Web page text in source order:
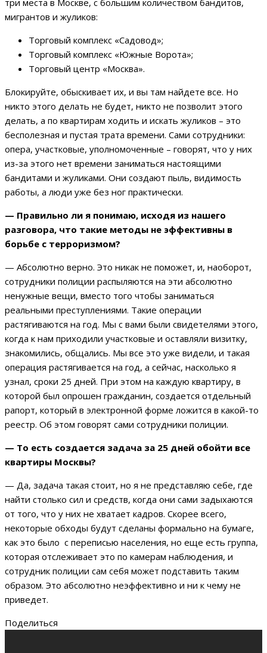
три места в Москве, с большим количеством бандитов,
мигрантов и жуликов:
Торговый комплекс «Садовод»;
Торговый комплекс «Южные Ворота»;
Торговый центр «Москва».
Блокируйте, обыскивает их, и вы там найдете все. Но
никто этого делать не будет, никто не позволит этого
делать, а по квартирам ходить и искать жуликов – это
бесполезная и пустая трата времени. Сами сотрудники:
опера, участковые, уполномоченные – говорят, что у них
из-за этого нет времени заниматься настоящими
бандитами и жуликами. Они создают пыль, видимость
работы, а люди уже без ног практически.
— Правильно ли я понимаю, исходя из нашего
разговора, что такие методы не эффективны в
борьбе с терроризмом?
— Абсолютно верно. Это никак не поможет, и, наоборот,
сотрудники полиции распыляются на эти абсолютно
ненужные вещи, вместо того чтобы заниматься
реальными преступлениями. Такие операции
растягиваются на год. Мы с вами были свидетелями этого,
когда к нам приходили участковые и оставляли визитку,
знакомились, общались. Мы все это уже видели, и такая
операция растягивается на год, а сейчас, насколько я
узнал, сроки 25 дней. При этом на каждую квартиру, в
которой был опрошен гражданин, создается отдельный
рапорт, который в электронной форме ложится в какой-то
реестр. Об этом говорят сами сотрудники полиции.
— То есть создается задача за 25 дней обойти все
квартиры Москвы?
— Да, задача такая стоит, но я не представляю себе, где
найти столько сил и средств, когда они сами задыхаются
от того, что у них не хватает кадров. Скорее всего,
некоторые обходы будут сделаны формально на бумаге,
как это было с переписью населения, но еще есть группа,
которая отслеживает это по камерам наблюдения, и
сотрудник полиции сам себя может подставить таким
образом. Это абсолютно неэффективно и ни к чему не
приведет.
Поделиться